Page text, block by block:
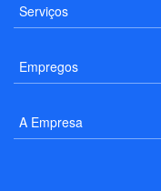
Serviços
Empregos
A Empresa